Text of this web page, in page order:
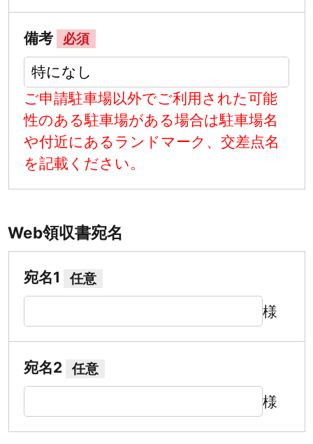
備考 必須
ご申請駐車場以外でご利用された可能
性のある駐車場がある場合は駐車場名
や付近にあるランドマーク、交差点名
を記載ください。
Web領収書宛名
宛名1 任意
様
宛名2 任意
様